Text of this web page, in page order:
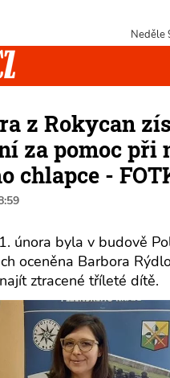
Neděle
z Rokycan
za pomoc při
chlapce -
února byla v budově
oceněna Barbora
ztracené tříleté dítě.